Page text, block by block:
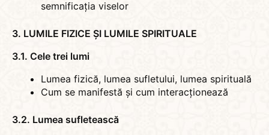
semnificația viselor
3. LUMILE FIZICE ȘI LUMILE SPIRITUALE
3.1. Cele trei lumi
Lumea fizică, lumea sufletului, lumea spirituală
Cum se manifestă și cum interacționează
3.2. Lumea sufletească